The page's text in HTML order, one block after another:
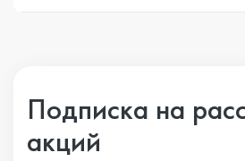
Подписка на
акций